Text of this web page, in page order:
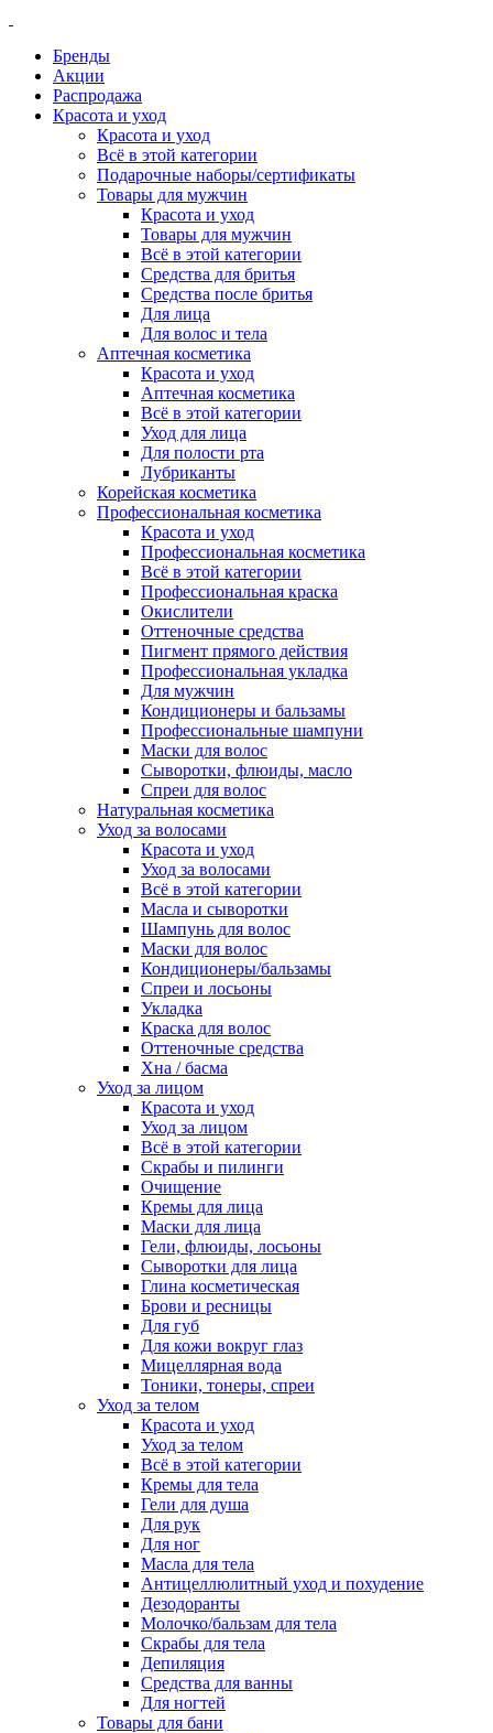
Бренды
Акции
Распродажа
Красота и уход
Красота и уход
Всё в этой категории
Подарочные наборы/сертификаты
Товары для мужчин
Красота и уход
Товары для мужчин
Всё в этой категории
Средства для бритья
Средства после бритья
Для лица
Для волос и тела
Аптечная косметика
Красота и уход
Аптечная косметика
Всё в этой категории
Уход для лица
Для полости рта
Лубриканты
Корейская косметика
Профессиональная косметика
Красота и уход
Профессиональная косметика
Всё в этой категории
Профессиональная краска
Окислители
Оттеночные средства
Пигмент прямого действия
Профессиональная укладка
Для мужчин
Кондиционеры и бальзамы
Профессиональные шампуни
Маски для волос
Сыворотки, флюиды, масло
Спреи для волос
Натуральная косметика
Уход за волосами
Красота и уход
Уход за волосами
Всё в этой категории
Масла и сыворотки
Шампунь для волос
Маски для волос
Кондиционеры/бальзамы
Спреи и лосьоны
Укладка
Краска для волос
Оттеночные средства
Хна / басма
Уход за лицом
Красота и уход
Уход за лицом
Всё в этой категории
Скрабы и пилинги
Очищение
Кремы для лица
Маски для лица
Гели, флюиды, лосьоны
Сыворотки для лица
Глина косметическая
Брови и ресницы
Для губ
Для кожи вокруг глаз
Мицеллярная вода
Тоники, тонеры, спреи
Уход за телом
Красота и уход
Уход за телом
Всё в этой категории
Кремы для тела
Гели для душа
Для рук
Для ног
Масла для тела
Антицеллюлитный уход и похудение
Дезодоранты
Молочко/бальзам для тела
Скрабы для тела
Депиляция
Средства для ванны
Для ногтей
Товары для бани